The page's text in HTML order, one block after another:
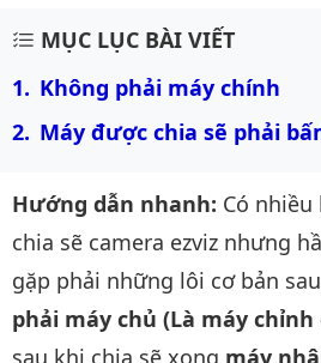
Nội dung bài viết
MỤC LỤC BÀI VIẾT
Không phải máy chính
Máy được chia sẽ phải
Hướng dẫn nhanh: Có
chia sẽ camera ezviz nhưng
gặp phải những lôi cơ bản
phải máy chủ (Là máy chỉnh
sau khi chia sẽ xong máy